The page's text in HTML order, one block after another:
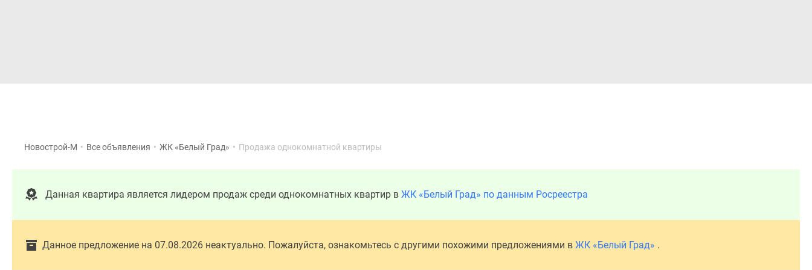
Новострой-М • Все объявления • ЖК «Белый Град» • Продажа однокомнатной квартиры
Данная квартира является лидером продаж среди однокомнатных квартир в ЖК «Белый Град» по данным Росреестра
Данное предложение на 07.08.2026 неактуально. Пожалуйста, ознакомьтесь с другими похожими предложениями в ЖК «Белый Град» .